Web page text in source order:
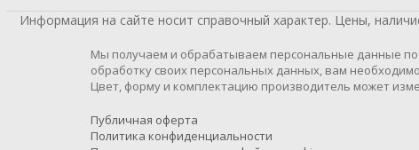
Информация на сайте носит справочный характер. Цены,
Мы получаем и обрабатываем персональные данные
обработку своих персональных данных, вам
Цвет, форму и комплектацию производитель может
Публичная оферта
Политика конфиденциальности